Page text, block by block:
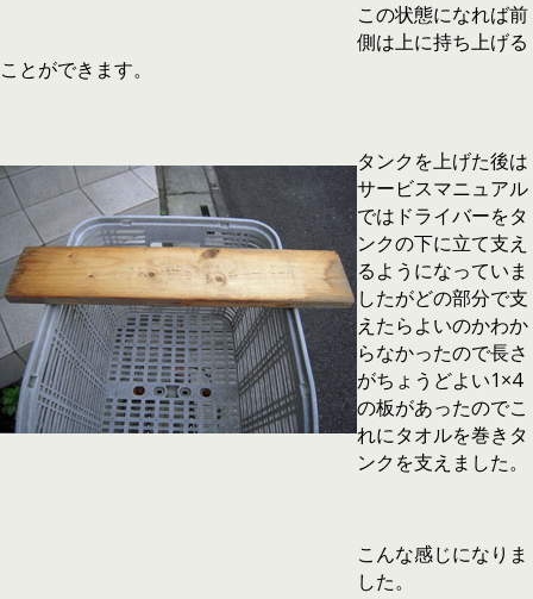
この状態になれば前
側は上に持ち上げる
ことができます。
タンクを上げた後は
サービスマニュアル
ではドライバーをタ
ンクの下に立て支え
るようになっていま
したがどの部分で支
えたらよいのかわか
らなかったので長さ
がちょうどよい1×4
の板があったのでこ
れにタオルを巻きタ
ンクを支えました。
こんな感じになりま
した。